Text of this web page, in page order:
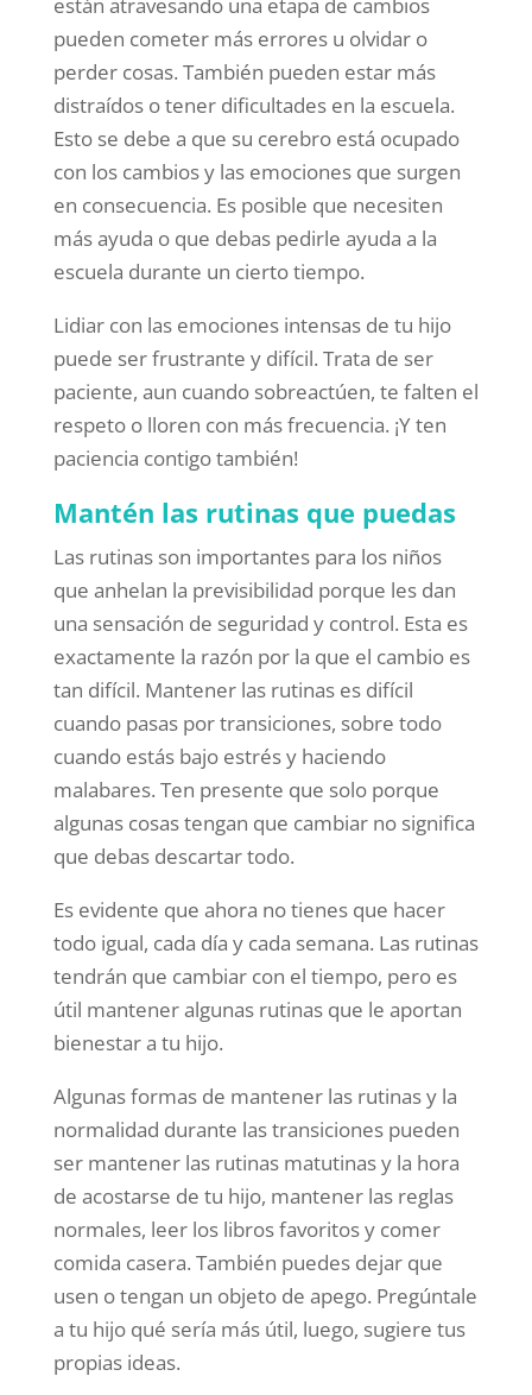
pueden cometer más errores u olvidar o
perder cosas. También pueden estar más
distraídos o tener dificultades en la escuela.
Esto se debe a que su cerebro está ocupado
con los cambios y las emociones que surgen
en consecuencia. Es posible que necesiten
más ayuda o que debas pedirle ayuda a la
escuela durante un cierto tiempo.
Lidiar con las emociones intensas de tu hijo
puede ser frustrante y difícil. Trata de ser
paciente, aun cuando sobreactúen, te falten el
respeto o lloren con más frecuencia. ¡Y ten
paciencia contigo también!
Mantén las rutinas que puedas
Las rutinas son importantes para los niños
que anhelan la previsibilidad porque les dan
una sensación de seguridad y control. Esta es
exactamente la razón por la que el cambio es
tan difícil. Mantener las rutinas es difícil
cuando pasas por transiciones, sobre todo
cuando estás bajo estrés y haciendo
malabares. Ten presente que solo porque
algunas cosas tengan que cambiar no significa
que debas descartar todo.
Es evidente que ahora no tienes que hacer
todo igual, cada día y cada semana. Las rutinas
tendrán que cambiar con el tiempo, pero es
útil mantener algunas rutinas que le aportan
bienestar a tu hijo.
Algunas formas de mantener las rutinas y la
normalidad durante las transiciones pueden
ser mantener las rutinas matutinas y la hora
de acostarse de tu hijo, mantener las reglas
normales, leer los libros favoritos y comer
comida casera. También puedes dejar que
usen o tengan un objeto de apego. Pregúntale
a tu hijo qué sería más útil, luego, sugiere tus
propias ideas.